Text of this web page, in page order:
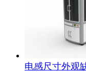
电感尺寸外观